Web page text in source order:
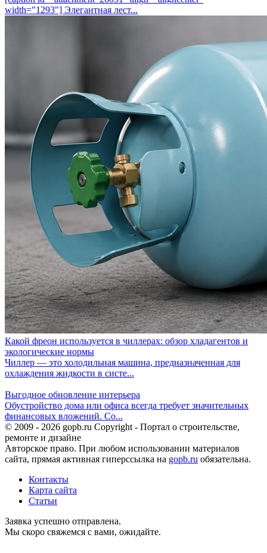
width="1293"] Элегантная лест...
Какой фреон используется в чиллерах: обзор хладагентов и
экологические нормы
Чиллер — это холодильная машина, предназначенная для
охлаждения жидкости в систе...
Выгодное обновление интерьера
Обустройство дома или офиса всегда требует значительных
финансовых вложений. Со...
© 2009 - 2026 gopb.ru Copyright - Портал о строительстве,
ремонте и дизайне
Авторское право. При любом использовании материалов
сайта, прямая активная гиперссылка на gopb.ru обязательна.
Контакты
Карта сайта
Статьи
Заявка успешно отправлена.
Мы скоро свяжемся с вами, ожидайте.